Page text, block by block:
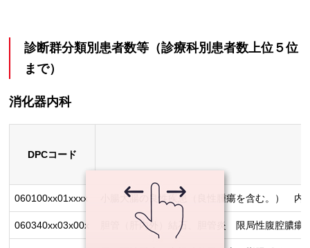
診断群分類別患者数等（診療科別患者数上位５位
まで）
消化器内科
DPCコード
060100xx01xxxx 小腸大腸の良性疾患（良性腫瘍を含む。） 内
060340xx03x00x 胆管（肝内外）結石、胆管炎 限局性腹腔膿